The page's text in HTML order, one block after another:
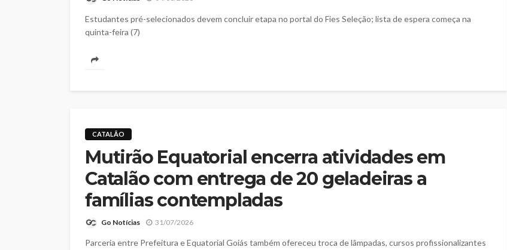
Estudantes pré-selecionados devem concluir etapa no portal do Fies Seleção; lista de espera começa na
quinta-feira (7)
CATALÃO
Mutirão Equatorial encerra atividades em
Catalão com entrega de 20 geladeiras a
famílias contempladas
Go Notícias 31/07/2026
Parceria entre Prefeitura e Equatorial Goiás também ofereceu troca de lâmpadas, cursos profissionalizantes